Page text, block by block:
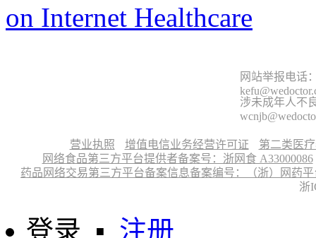
on Internet Healthcare
网站举报电话
涉未成年人不
营业执照 增值电信业务经营许可证
第二类医
网络食品第三方平台提供者备案号：浙网食 A33000086
药品网络交易第三方平台备案信息备案编号：（浙）网药平
浙
登录 ▪ 注册